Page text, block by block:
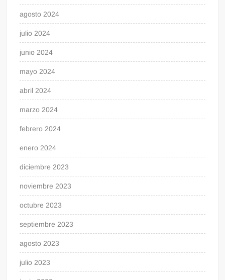
agosto 2024
julio 2024
junio 2024
mayo 2024
abril 2024
marzo 2024
febrero 2024
enero 2024
diciembre 2023
noviembre 2023
octubre 2023
septiembre 2023
agosto 2023
julio 2023